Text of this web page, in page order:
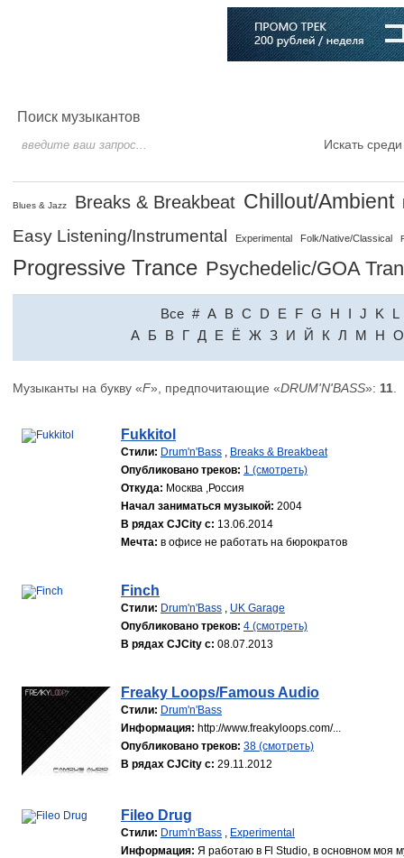
Поиск музыкантов
Искать
Blues & Jazz Breaks & Breakbeat Chillout/Ambient
Easy Listening/Instrumental Experimental Folk/Native/Classical
Progressive Trance Psychedelic/GOA
Все # A B C D E F G H I J K
L
A Б В Г Д Е Ё Ж З И Й К Л М Н О
Музыканты на букву «F», предпочитающие «DRUM'N'BASS»: 11
Fukkitol
Стили: Drum'n'Bass , Breaks & Breakbeat
Опубликовано треков: 1 (смотреть)
Откуда: Москва ,Россия
Начал заниматься музыкой: 2004
В рядах CJCity с: 13.06.2014
Мечта: в офисе не работать на бюрократов
Finch
Стили: Drum'n'Bass , UK Garage
Опубликовано треков: 4 (смотреть)
В рядах CJCity с: 08.07.2013
Freaky Loops/Famous Audio
Стили: Drum'n'Bass
Информация: http://www.freakyloops.com/...
Опубликовано треков: 38 (смотреть)
В рядах CJCity с: 29.11.2012
Fileo Drug
Стили: Drum'n'Bass , Experimental
Информация: Я работаю в Fl Studio, в основном моя